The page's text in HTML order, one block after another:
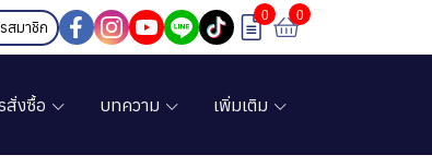
สมาชิก
0 0
สั่งซื้อ บทความ เพิ่มเติม